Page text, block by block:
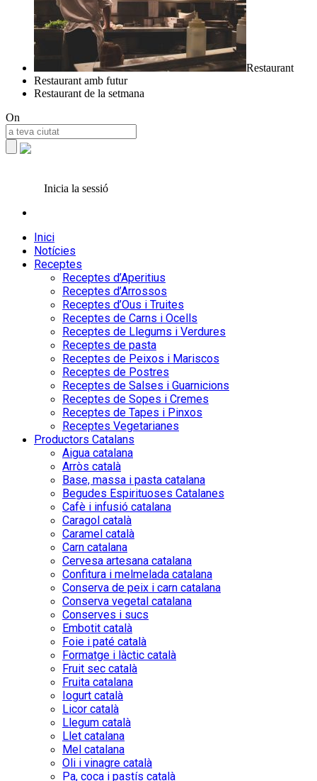
Restaurant
Restaurant amb futur
Restaurant de la setmana
On
Inicia la sessió
Inici
Notícies
Receptes
Receptes d’Aperitius
Receptes d’Arrossos
Receptes d’Ous i Truites
Receptes de Carns i Ocells
Receptes de Llegums i Verdures
Receptes de pasta
Receptes de Peixos i Mariscos
Receptes de Postres
Receptes de Salses i Guarnicions
Receptes de Sopes i Cremes
Receptes de Tapes i Pinxos
Receptes Vegetarianes
Productors Catalans
Aigua catalana
Arròs català
Base, massa i pasta catalana
Begudes Espirituoses Catalanes
Cafè i infusió catalana
Caragol català
Caramel català
Carn catalana
Cervesa artesana catalana
Confitura i melmelada catalana
Conserva de peix i carn catalana
Conserva vegetal catalana
Conserves i sucs
Embotit català
Foie i paté català
Formatge i làctic català
Fruit sec català
Fruita catalana
Iogurt català
Licor català
Llegum català
Llet catalana
Mel catalana
Oli i vinagre català
Pa, coca i pastís català